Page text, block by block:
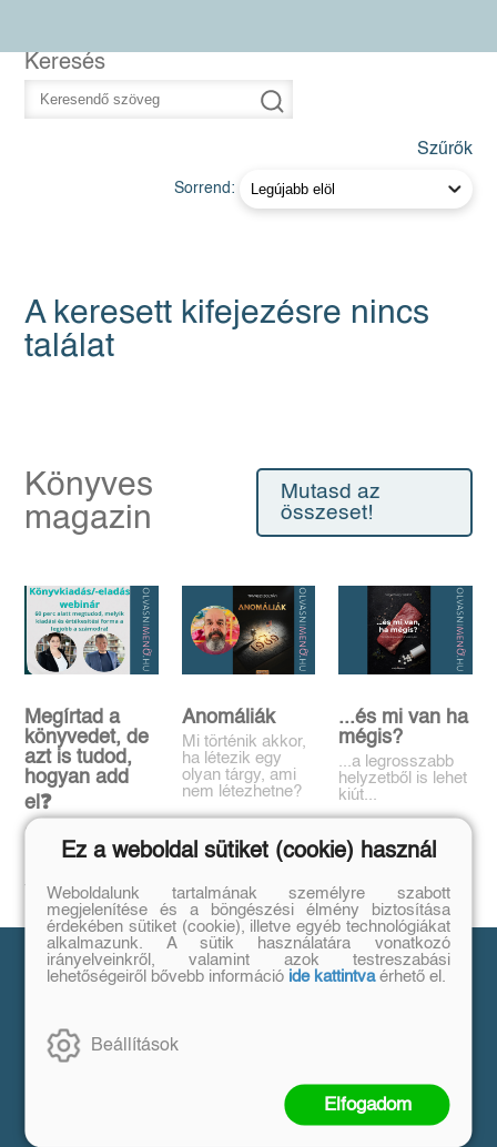
Keresés
Szűrők
Sorrend:
A keresett kifejezésre nincs
találat
Könyves
magazin
Mutasd az
összeset!
Megírtad a
könyvedet, de
azt is tudod,
hogyan add
el❓️
Időpont: június
16., 18:00-19:00
Tovább
Anomáliák
Mi történik akkor,
ha létezik egy
olyan tárgy, ami
nem létezhetne?
...és mi van ha
mégis?
...a legrosszabb
helyzetből is lehet
kiút...
Vásárlás
Tájékoztató a Simple fizetésről
Adatvédelem
Ez a weboldal sütiket (cookie) használ
Weboldalunk tartalmának személyre szabott
megjelenítése és a böngészési élmény biztosítása
érdekében sütiket (cookie), illetve egyéb technológiákat
alkalmazunk. A sütik használatára vonatkozó
irányelveinkről, valamint azok testreszabási
lehetőségeiről bővebb információ ide kattintvaérhető el.
Beállítások
Elfogadom